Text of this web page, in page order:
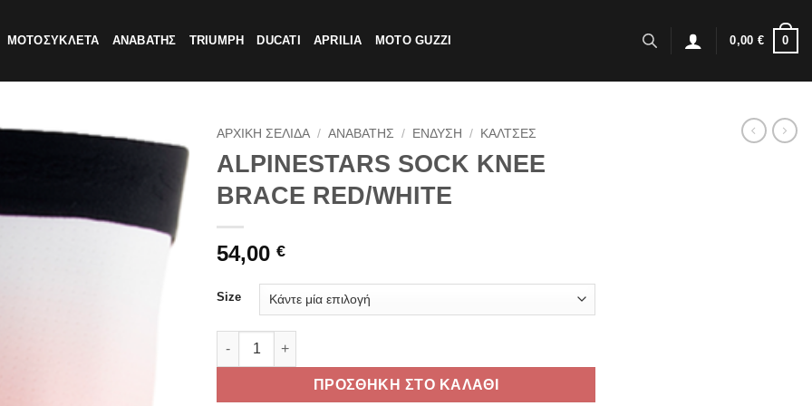
ΜΟΤΟΣΥΚΛΕΤΑ ΑΝΑΒΑΤΗΣ TRIUMPH DUCATI APRILIA MOTO GUZZI 0,00 € 0
ΑΡΧΙΚΗ ΣΕΛΙΔΑ / ΑΝΑΒΑΤΗΣ / ΕΝΔΥΣΗ / ΚΑΛΤΣΕΣ
ALPINESTARS SOCK KNEE
BRACE RED/WHITE
54,00 €
Size
ALPINESTARS SOCK KNEE BRACE RED/WHITE ποσότητα
ΠΡΟΣΘΗΚΗ ΣΤΟ ΚΑΛΑΘΙ